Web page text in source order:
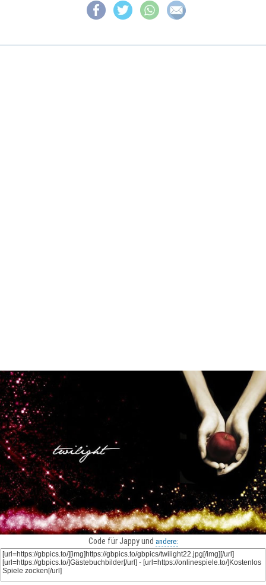
Code für Jappy und andere: